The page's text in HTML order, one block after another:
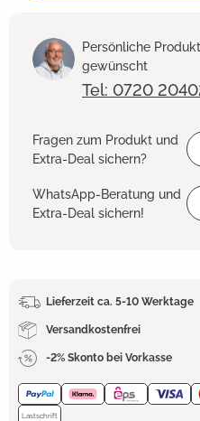
Persönliche
gewünscht
Tel: 0720
Fragen zum Produkt und
Extra-Deal sichern?
WhatsApp-Beratung und
Extra-Deal sichern!
Lieferzeit ca. 5-10 Werktage
Versandkostenfrei
-2% Skonto bei Vorkasse
Lastschrift